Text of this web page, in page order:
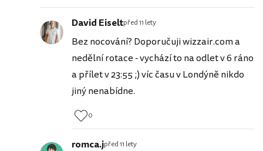
David Eiseltpřed 11 lety
Bez nocování? Doporučuji wizzair.com a
nedělní rotace - vychází to na odlet v 6 ráno
a přílet v 23:55 ;) víc času v Londýně nikdo
jiný nenabídne.
0
romca.jpřed 11 lety